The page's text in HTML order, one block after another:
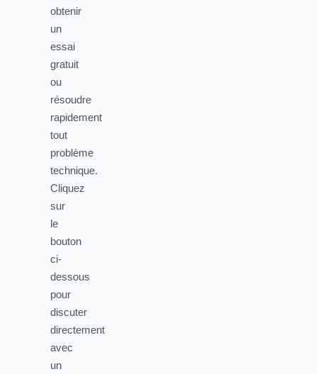
obtenir
un
essai
gratuit
ou
résoudre
rapidement
tout
problème
technique.
Cliquez
sur
le
bouton
ci-
dessous
pour
discuter
directement
avec
un